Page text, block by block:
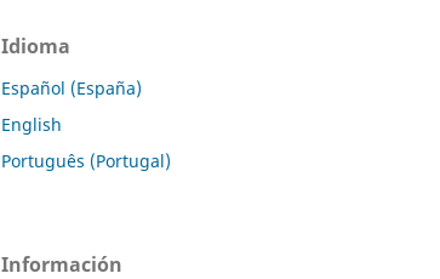
Idioma
Español (España)
English
Português (Portugal)
Información